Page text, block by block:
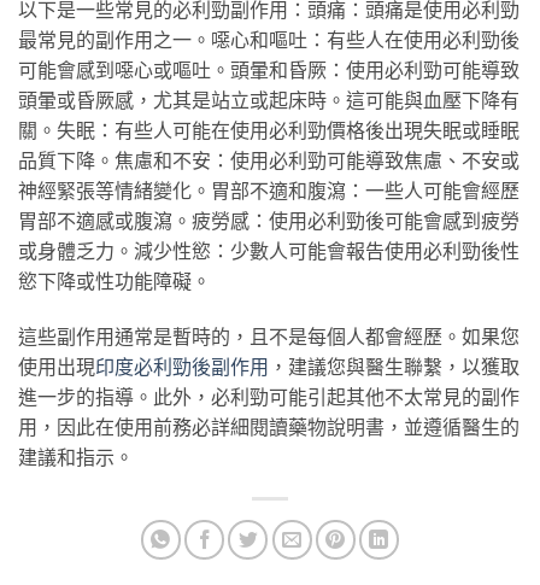
以下是一些常見的必利勁副作用：頭痛：頭痛是使用必利勁
最常見的副作用之一。噁心和嘔吐：有些人在使用必利勁後
可能會感到噁心或嘔吐。頭暈和昏厥：使用必利勁可能導致
頭暈或昏厥感，尤其是站立或起床時。這可能與血壓下降有
關。失眠：有些人可能在使用必利勁價格後出現失眠或睡眠
品質下降。焦慮和不安：使用必利勁可能導致焦慮、不安或
神經緊張等情緒變化。胃部不適和腹瀉：一些人可能會經歷
胃部不適感或腹瀉。疲勞感：使用必利勁後可能會感到疲勞
或身體乏力。減少性慾：少數人可能會報告使用必利勁後性
慾下降或性功能障礙。
這些副作用通常是暫時的，且不是每個人都會經歷。如果您
使用出現印度必利勁後副作用 ，建議您與醫生聯繫，以獲取
進一步的指導。此外，必利勁可能引起其他不太常見的副作
用，因此在使用前務必詳細閱讀藥物說明書，並遵循醫生的
建議和指示。